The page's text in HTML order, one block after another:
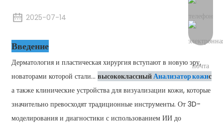
2025-07-14
Введение
Дерматология и пластическая хирургия вступают в новую эру,
новаторами которой стали... высококлассныйАнализатор кожис
а также клинические устройства для визуализации кожи, которые
значительно превосходят традиционные инструменты. От 3D-
моделирования и диагностики с использованием ИИ до